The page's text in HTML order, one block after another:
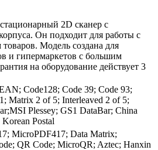
2D сканер с
Он подходит для работы с
Модель создана для
и гипермаркетов с большим
на оборудование действует 3
Code128; Code 39; Code 93;
Matrix 2 of 5; Interleaved 2 of 5;
Plessey; GS1 DataBar; China
Korean Postal
MicroPDF417; Data Matrix;
QR Code; MicroQR; Aztec; Hanxin